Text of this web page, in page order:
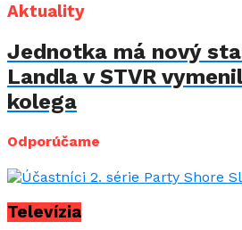
Aktuality
Jednotka má nový
Landla v STVR
kolega
Odporúčame
Televízia